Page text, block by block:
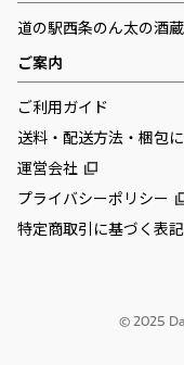
道の駅西条のん太の酒蔵
ご案内
ご利用ガイド
送料・配送方法・梱包
運営会社
プライバシーポリシー
特定商取引に基づく表記
© 2025